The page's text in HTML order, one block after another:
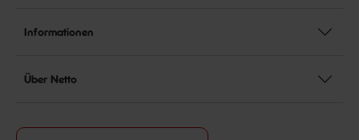
Informationen
Über Netto